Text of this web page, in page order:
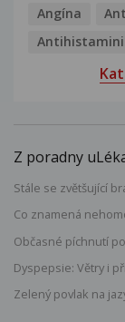
Angína
Z poradny
Stále se zvětšující
Co znamená
Občasné píchnutí
Dyspepsie: Větry i
Zelený povlak na